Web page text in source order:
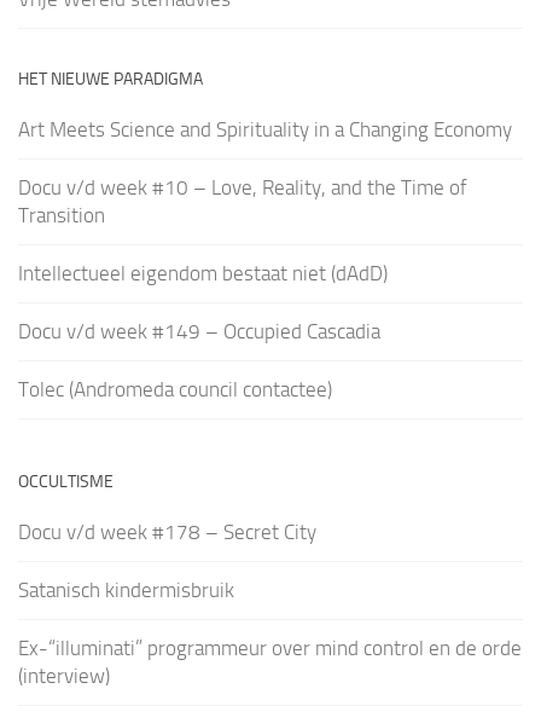
HET NIEUWE PARADIGMA
Art Meets Science and Spirituality in a Changing Economy
Docu v/d week #10 – Love, Reality, and the Time of
Transition
Intellectueel eigendom bestaat niet (dAdD)
Docu v/d week #149 – Occupied Cascadia
Tolec (Andromeda council contactee)
OCCULTISME
Docu v/d week #178 – Secret City
Satanisch kindermisbruik
Ex-“illuminati” programmeur over mind control en de orde
(interview)